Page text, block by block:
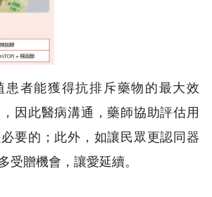
患者能獲得抗排斥藥物的最大效
因此醫病溝通，藥師協助評估用
要的；此外，如讓民眾更認同器
受贈機會，讓愛延續。